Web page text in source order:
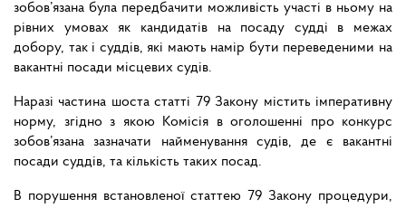
зобов’язана була передбачити можливість участі в ньому на
рівних умовах як кандидатів на посаду судді в межах
добору, так і суддів, які мають намір бути переведеними на
вакантні посади місцевих судів.
Наразі частина шоста статті 79 Закону містить імперативну
норму, згідно з якою Комісія в оголошенні про конкурс
зобов’язана зазначати найменування судів, де є вакантні
посади суддів, та кількість таких посад.
В порушення встановленої статтею 79 Закону процедури,